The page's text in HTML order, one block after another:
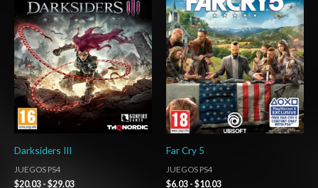
Darksiders III
JUEGOS PS4
$20.03 - $29.03
desde
$20.03
hasta
$29.03
Far Cry 5
JUEGOS PS4
$6.03 - $10.03
desde
$6.03
hasta
$10.03